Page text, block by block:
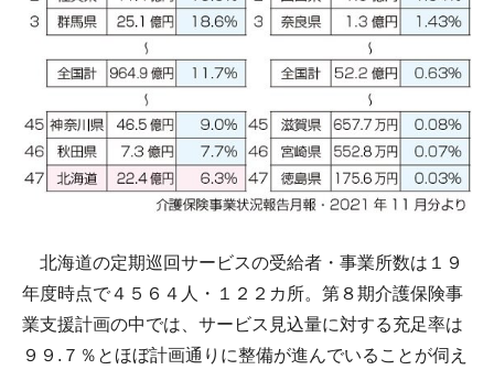
北海道の定期巡回サービスの受給者・事業所数は１９
年度時点で４５６４人・１２２カ所。第８期介護保険事
業支援計画の中では、サービス見込量に対する充足率は
９９.７％とほぼ計画通りに整備が進んでいることが伺え